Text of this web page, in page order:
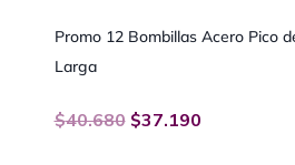
Promo 12 Bombillas Acero Pico
Larga
$40.680 $37.190